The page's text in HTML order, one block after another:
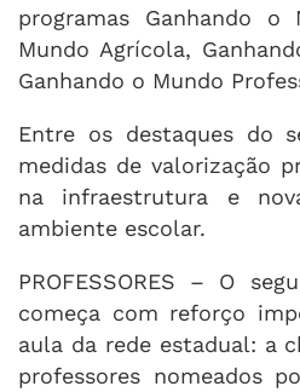
programas Ganhando o
Mundo Agrícola,
Ganhando o Mundo
Entre os destaques do
medidas de valorização
na infraestrutura e
ambiente escolar.
PROFESSORES – O
começa com reforço
aula da rede estadual: a
professores nomeados